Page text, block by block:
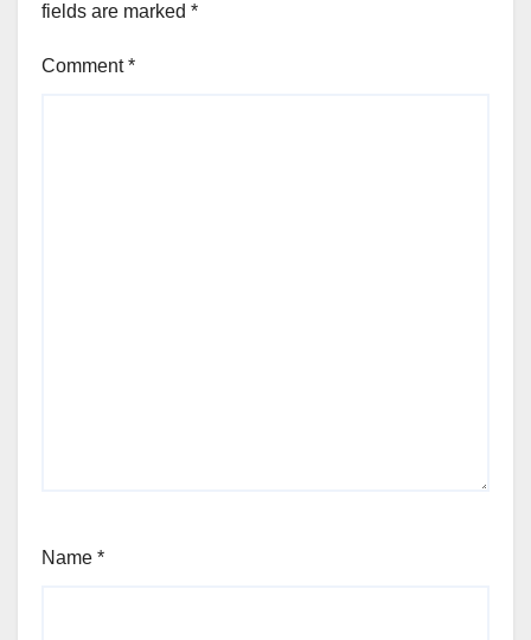
fields are marked *
Comment*
Name *